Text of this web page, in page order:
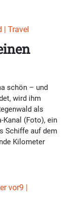
| Travel
schön – und
wird ihm
als
Kanal (Foto), ein
Schiffe auf dem
Kilometer
vor9 |